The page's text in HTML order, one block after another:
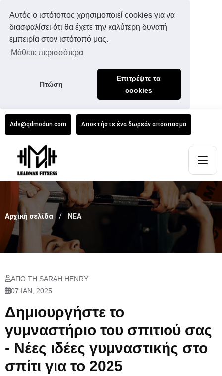
Αυτός ο ιστότοπος χρησιμοποιεί cookies για να
διασφαλίσει ότι θα έχετε την καλύτερη δυνατή
εμπειρία στον ιστότοπό μας.
Μάθετε περισσότερα
Πτώση
Επιτρέψτε τα
cookies
Ads@qdmodun.com Αποκτήστε ένα δωρεάν απόσπασμα
Αρχική σελίδα ΝΕΑ
ΑΠΌ ΤΗ SARAH HENRY
07 ΙΑΝ, 2025
Δημιουργήστε το
γυμναστήριο του σπιτιού σας
- Νέες ιδέες γυμναστικής στο
σπίτι για το 2025